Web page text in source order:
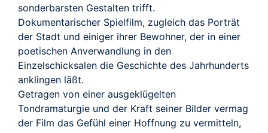
sonderbarsten Gestalten trifft.
Dokumentarischer Spielfilm, zugleich das Porträt
der Stadt und einiger ihrer Bewohner, der in einer
poetischen Anverwandlung in den
Einzelschicksalen die Geschichte des Jahrhunderts
anklingen läßt.
Getragen von einer ausgeklügelten
Tondramaturgie und der Kraft seiner Bilder vermag
der Film das Gefühl einer Hoffnung zu vermitteln,